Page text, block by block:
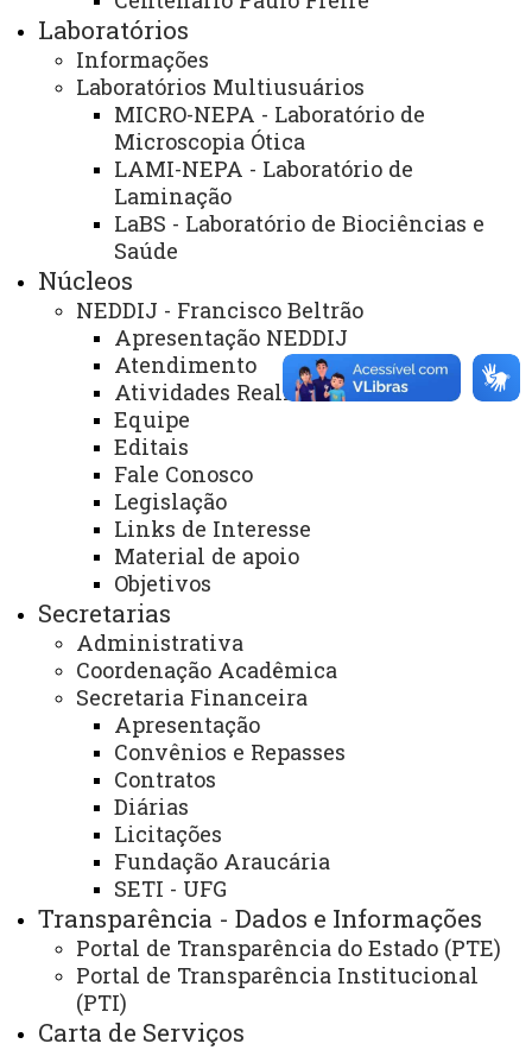
Laboratórios
Informações
Laboratórios Multiusuários
MICRO-NEPA - Laboratório de
Microscopia Ótica
LAMI-NEPA - Laboratório de
Laminação
LaBS - Laboratório de Biociências e
Saúde
Núcleos
NEDDIJ - Francisco Beltrão
Apresentação NEDDIJ
Atendimento
Atividades Realizadas
Equipe
Editais
Fale Conosco
Legislação
Links de Interesse
Material de apoio
Objetivos
Secretarias
Administrativa
Coordenação Acadêmica
Secretaria Financeira
Apresentação
Convênios e Repasses
Contratos
Diárias
Licitações
Fundação Araucária
SETI - UFG
Transparência - Dados e Informações
Portal de Transparência do Estado (PTE)
Portal de Transparência Institucional
(PTI)
Carta de Serviços
ACESSE
Acesso Restrito (Editores do Portal)
Arquivo Virtual
Bibliotecas
Identidade Visual
Mapa do Site
Ouvidoria
Portal Office 365
Sistemas
Webmail
Secretaria Geral
Gabinete Reitoria
Secretaria dos Conselhos Superiores
PRÓ-REITORIAS
Administração e Finanças
Extensão
Pesquisa/Pós Graduação
Recursos Humanos
Planejamento